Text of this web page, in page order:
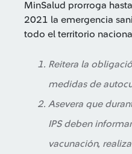
MinSalud prorroga
2021 la emergencia
todo el territorio
Reitera la
medidas de
Asevera que
IPS deben
vacunación,